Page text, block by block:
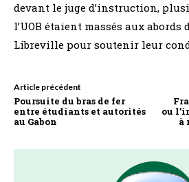
devant le juge d’instruction,
l’UOB étaient massés aux
Libreville pour soutenir leur
Article précédent
Poursuite du bras de fer
entre étudiants et autorités
au Gabon
ou
à